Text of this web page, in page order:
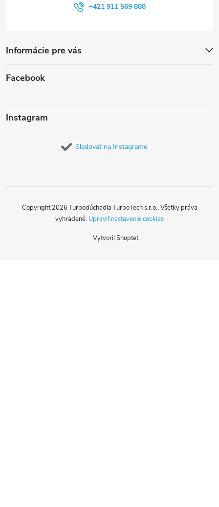
+421 911 569 888
Informácie pre vás
Facebook
Instagram
Sledovať na Instagrame
Vytvoril Shoptet
Copyright 2026 Turbodúchadla TurboTech s.r.o.. Všetky práva
vyhradené. Upraviť nastavenie cookies